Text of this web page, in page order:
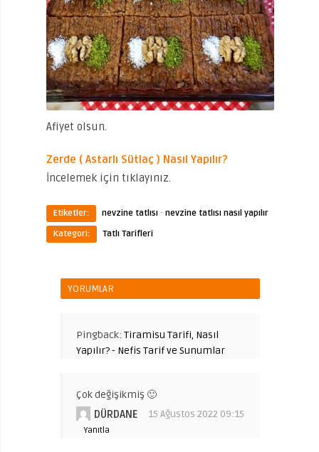
Afiyet olsun.
Zerde ( Astarlı Sütlaç ) Nasıl Yapılır?
İncelemek için tıklayınız.
Etiketler: nevzine tatlısı · nevzine tatlısı nasıl yapılır
Kategori:
Tatlı Tarifleri
YORUMLAR
Pingback: Tiramisu Tarifi, Nasıl
Yapılır? - Nefis Tarif ve Sunumlar
Çok değişikmiş 🙂
DÜRDANE 15 Ağustos 2022 09:15
Yanıtla